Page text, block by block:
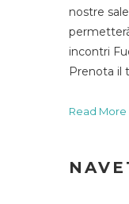
nostre
incontri
Prenota il
Read More